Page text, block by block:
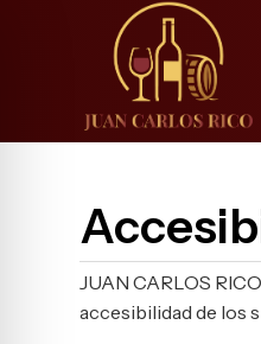
JUAN CARLOS
accesibilidad de los